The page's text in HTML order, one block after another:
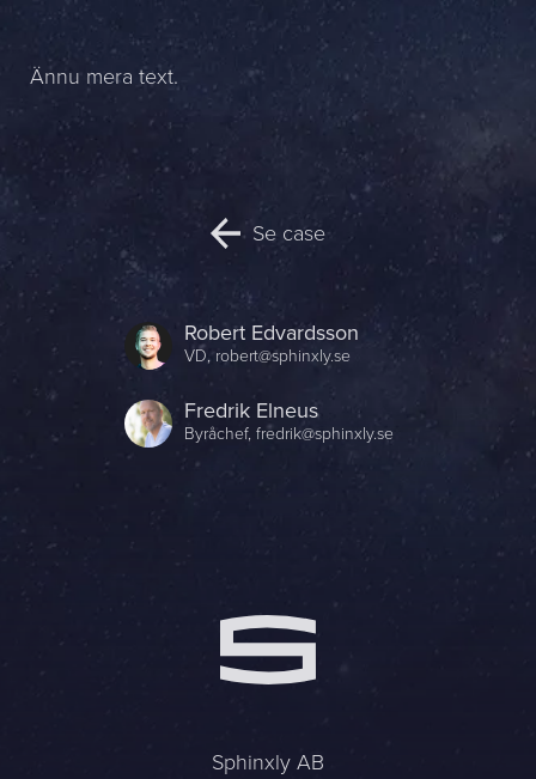
Mitt största problem är...
Name *
Company *
Phone *
Skicka meddelande
Ännu mera text.
Se case
Robert Edvardsson
VD,robert@sphinxly.se
Fredrik Elneus
Byråchef,fredrik@sphinxly.se
Sphinxly AB